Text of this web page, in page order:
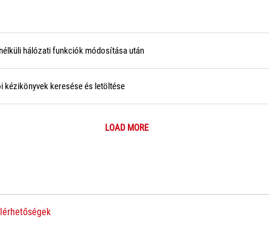
hálózati funkciók módosítása után
kézikönyvek keresése és letöltése
LOAD MORE